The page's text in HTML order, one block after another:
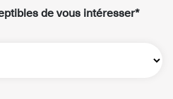
de vous intéresser*